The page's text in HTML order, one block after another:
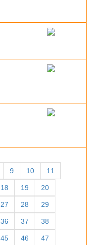
9 10 11
18 19 20
27 28 29
36 37 38
45 46 47